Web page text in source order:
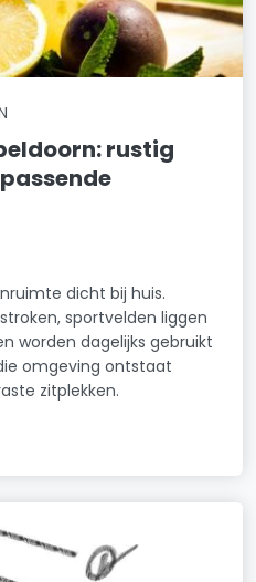
rustig
dicht bij huis.
sportvelden liggen
worden dagelijks gebruikt
omgeving ontstaat
zitplekken.